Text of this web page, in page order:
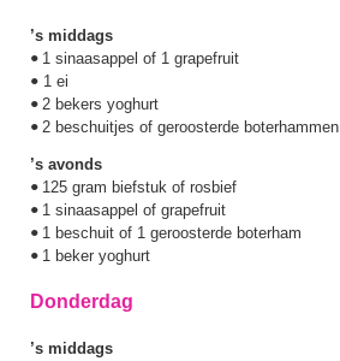
’s middags
• 1 sinaasappel of 1 grapefruit
• 1 ei
• 2 bekers yoghurt
• 2 beschuitjes of geroosterde boterhammen
’s avonds
• 125 gram biefstuk of rosbief
• 1 sinaasappel of grapefruit
• 1 beschuit of 1 geroosterde boterham
• 1 beker yoghurt
Donderdag
’s middags